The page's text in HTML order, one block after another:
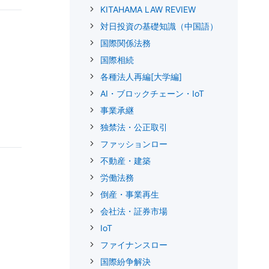
KITAHAMA LAW REVIEW
対日投資の基礎知識（中国語）
国際関係法務
国際相続
各種法人再編[大学編]
AI・ブロックチェーン・IoT
事業承継
独禁法・公正取引
ファッションロー
不動産・建築
労働法務
倒産・事業再生
会社法・証券市場
IoT
ファイナンスロー
国際紛争解決